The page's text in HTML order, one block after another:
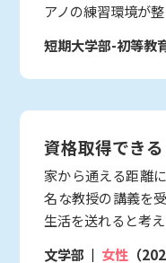
アノの練習環境が整
短期大学部-初等教
資格取得できる
家から通える距離
名な教授の講義を
生活を送れると考え
文学部
女性 （